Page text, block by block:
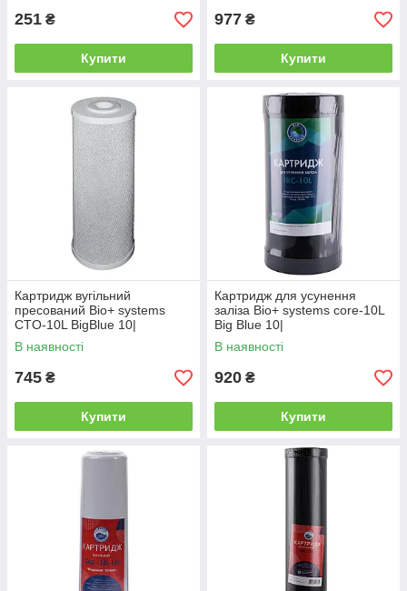
251 ₴
Купити
977 ₴
Купити
Картридж вугільний
пресований Bio+ systems
CTO-10L BigBlue 10|
В наявності
745 ₴
Купити
Картридж для усунення
заліза Bio+ systems core-10L
Big Blue 10|
В наявності
920 ₴
Купити